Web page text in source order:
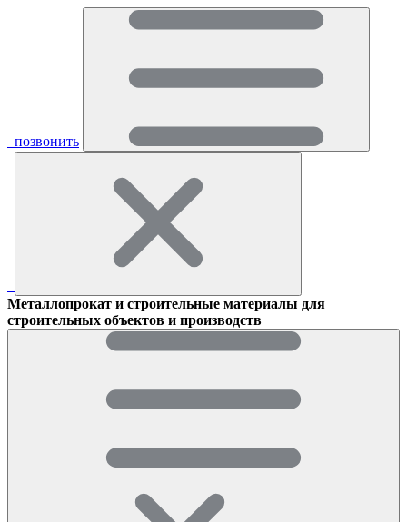
позвонить
Металлопрокат и строительные материалы для
строительных объектов и производств